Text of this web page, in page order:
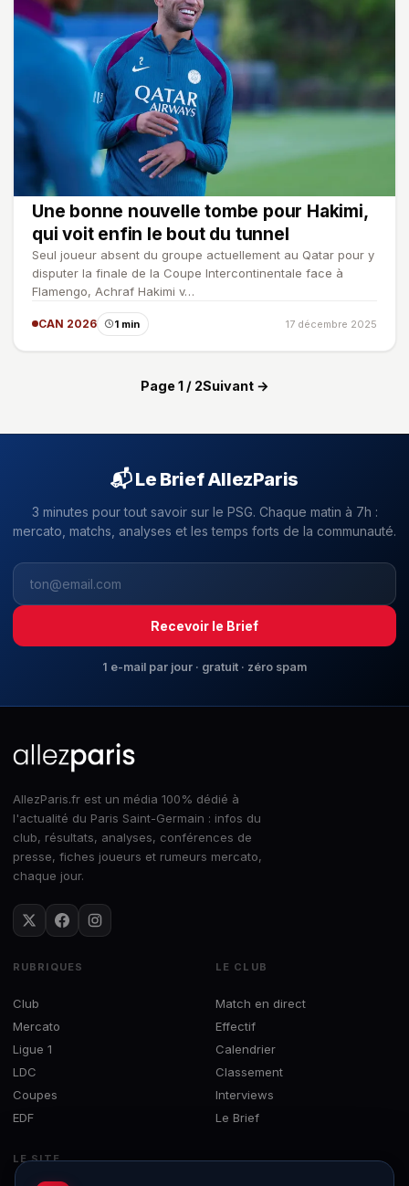
Une bonne nouvelle tombe pour Hakimi,
qui voit enfin le bout du tunnel
Seul joueur absent du groupe actuellement au Qatar pour y
disputer la finale de la Coupe Intercontinentale face à
Flamengo, Achraf Hakimi v…
CAN 2026 1 min 17 décembre 2025
Page 1 / 2Suivant →
📬 Le Brief AllezParis
3 minutes pour tout savoir sur le PSG. Chaque matin à 7h :
mercato, matchs, analyses et les temps forts de la communauté.
Recevoir le Brief
1 e-mail par jour · gratuit · zéro spam
AllezParis.fr est un média 100% dédié à
l'actualité du Paris Saint-Germain : infos du
club, résultats, analyses, conférences de
presse, fiches joueurs et rumeurs mercato,
chaque jour.
RUBRIQUES
Club
Mercato
Ligue 1
LDC
Coupes
EDF
LE CLUB
Match en direct
Effectif
Calendrier
Classement
Interviews
Le Brief
LE SITE